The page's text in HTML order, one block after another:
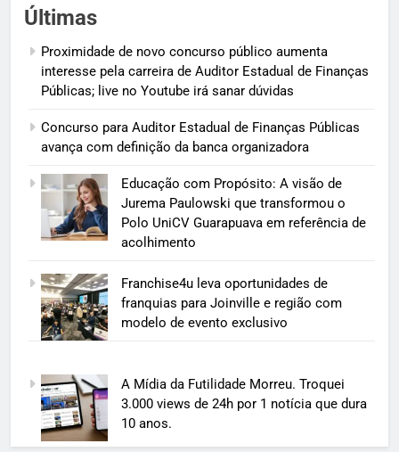
Últimas
Proximidade de novo concurso público aumenta
interesse pela carreira de Auditor Estadual de Finanças
Públicas; live no Youtube irá sanar dúvidas
Concurso para Auditor Estadual de Finanças Públicas
avança com definição da banca organizadora
Educação com Propósito: A visão de
Jurema Paulowski que transformou o
Polo UniCV Guarapuava em referência de
acolhimento
Franchise4u leva oportunidades de
franquias para Joinville e região com
modelo de evento exclusivo
A Mídia da Futilidade Morreu. Troquei
3.000 views de 24h por 1 notícia que dura
10 anos.